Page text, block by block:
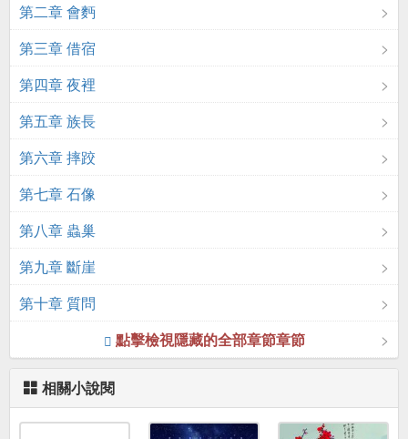
第二章 會麪
第三章 借宿
第四章 夜裡
第五章 族長
第六章 摔跤
第七章 石像
第八章 蟲巢
第九章 斷崖
第十章 質問
點擊檢視隱藏的全部章節章節
相關小說閱